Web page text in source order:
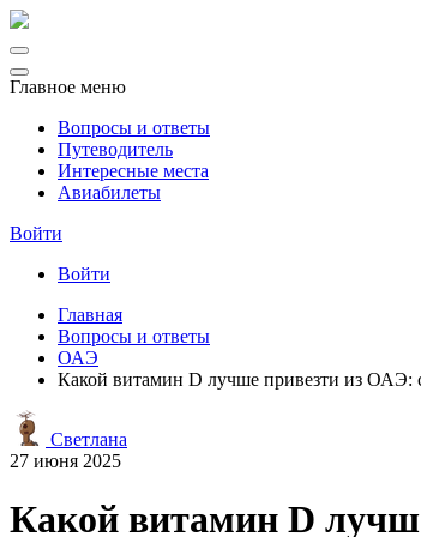
Главное меню
Вопросы и ответы
Путеводитель
Интересные места
Авиабилеты
Войти
Войти
Главная
Вопросы и ответы
ОАЭ
Какой витамин D лучше привезти из ОАЭ:
Светлана
27 июня 2025
Какой витамин D